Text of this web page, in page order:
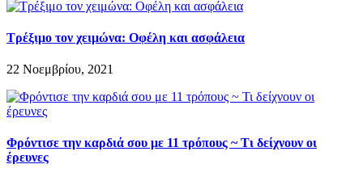
Τρέξιμο τον χειμώνα: Οφέλη και ασφάλεια
22 Νοεμβρίου, 2021
Φρόντισε την καρδιά σου με 11 τρόπους ~ Τι δείχνουν οι
έρευνες